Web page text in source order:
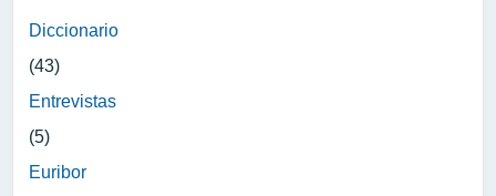
Diccionario
(43)
Entrevistas
(5)
Euribor